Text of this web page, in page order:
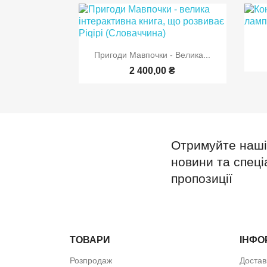
 Швидкий перегляд
Пригоди Мавпочки - Велика...
2 400,00 ₴
Отримуйте
новини та
пропозиції
ТОВАРИ
Розпродаж